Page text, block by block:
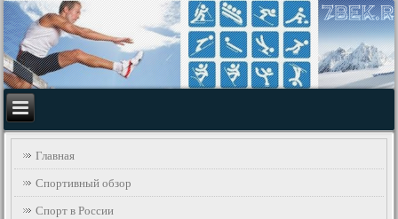
Главная
Спортивный обзор
Спорт в России